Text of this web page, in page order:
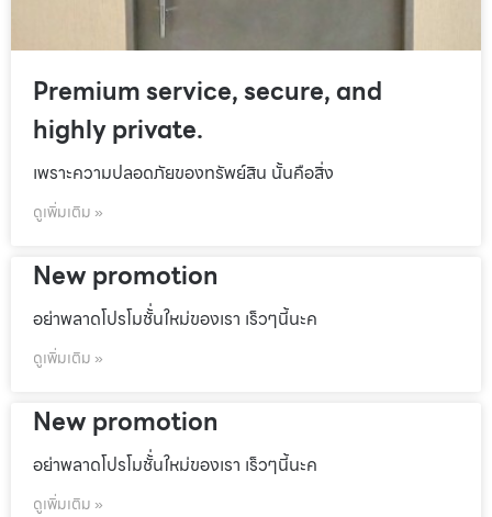
Premium service, secure, and
highly private.
เพราะความปลอดภัยของทรัพย์สิน นั้นคือสิ่ง
ดูเพิ่มเติม »
New promotion
อย่าพลาดโปรโมชั้่นใหม่ของเรา เร็วๆนี้นะค
ดูเพิ่มเติม »
New promotion
อย่าพลาดโปรโมชั้่นใหม่ของเรา เร็วๆนี้นะค
ดูเพิ่มเติม »